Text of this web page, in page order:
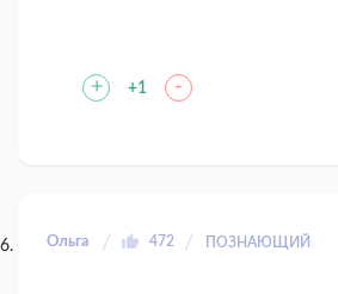
+ +1 -
Ольга 472 ПОЗНАЮЩИЙ